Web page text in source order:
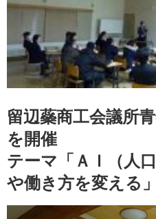
ビ
や
働
き
方
え
留辺蘂商工会議所
を開催
テーマ「ＡＩ（人
や働き方を変える」